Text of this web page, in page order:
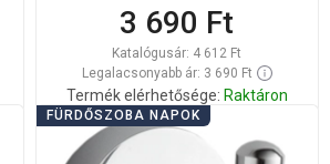
3 690 Ft
Katalógusár: 4 612 Ft
Legalacsonyabb ár: 3 690 Ft
Termék elérhetősége: Raktáron
FÜRDŐSZOBA NAPOK